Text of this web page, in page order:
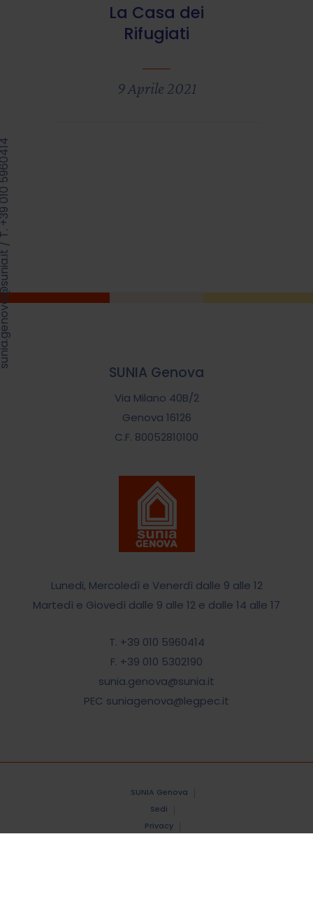
La Casa dei
Rifugiati
9 Aprile 2021
SUNIA Genova
Via Milano 40B/2
Genova 16126
C.F. 80052810100
Lunedi, Mercoledì e Venerdì dalle 9 alle 12
Martedì e Giovedì dalle 9 alle 12 e dalle 14 alle 17
T. +39 010 5960414
F. +39 010 5302190
sunia.genova@sunia.it
PEC suniagenova@legpec.it
SUNIA Genova
Sedi
Privacy